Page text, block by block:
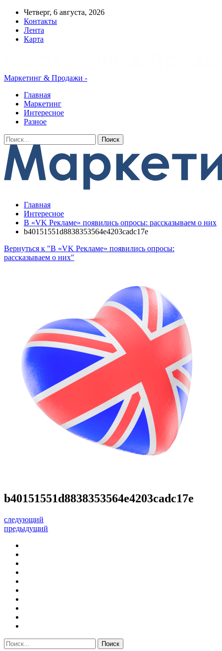
Четверг, 6 августа, 2026
Контакты
Лента
Карта
Маркетинг & Продажи -
Главная
Маркетинг
Интересное
Разное
Главная
Интересное
В «VK Рекламе» появились опросы: рассказываем о них
b40151551d8838353564e4203cadc17e
Вернуться к "В «VK Рекламе» появились опросы:
рассказываем о них"
b40151551d8838353564e4203cadc17e
следующий
предыдущий